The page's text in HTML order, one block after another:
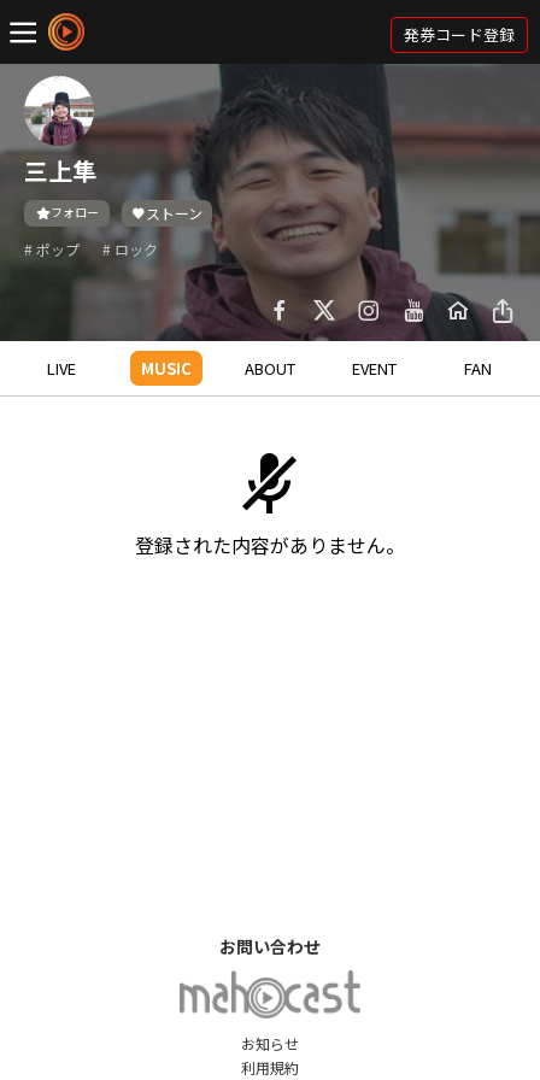
発券コード登録
三上隼
フォロー
ストーン
# ポップ
# ロック
LIVE MUSIC ABOUT EVENT FAN
登録された内容がありません。
お知らせ
利用規約
お問い合わせ